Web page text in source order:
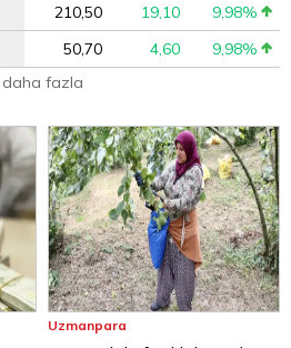
210,50 19,10
9,98%
50,70 4,60
9,98%
daha fazla
Uzmanpara